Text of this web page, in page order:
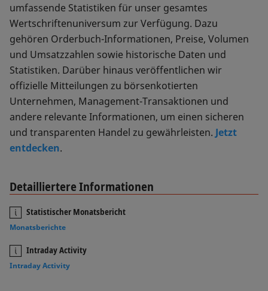
umfassende Statistiken für unser gesamtes
Wertschriftenuniversum zur Verfügung. Dazu
gehören Orderbuch-Informationen, Preise, Volumen
und Umsatzzahlen sowie historische Daten und
Statistiken. Darüber hinaus veröffentlichen wir
offizielle Mitteilungen zu börsenkotierten
Unternehmen, Management-Transaktionen und
andere relevante Informationen, um einen sicheren
und transparenten Handel zu gewährleisten. Jetzt
entdecken.
Detailliertere Informationen
Statistischer Monatsbericht
Monatsberichte
Intraday Activity
Intraday Activity